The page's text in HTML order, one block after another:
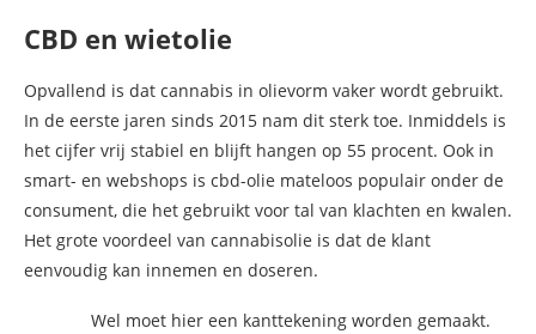
CBD en wietolie
Opvallend is dat cannabis in olievorm vaker wordt gebruikt.
In de eerste jaren sinds 2015 nam dit sterk toe. Inmiddels is
het cijfer vrij stabiel en blijft hangen op 55 procent. Ook in
smart- en webshops is cbd-olie mateloos populair onder de
consument, die het gebruikt voor tal van klachten en kwalen.
Het grote voordeel van cannabisolie is dat de klant
eenvoudig kan innemen en doseren.
Wel moet hier een kanttekening worden gemaakt.